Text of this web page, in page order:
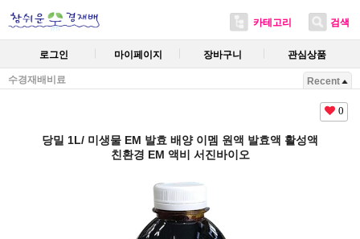
카테고리 검색
로그인 마이페이지 장바구니 관심상품
수경재배비료 Recent
0
당밀 1L/ 미생물 EM 발효 배양 이멤 원액 발효액 활성액
친환경 EM 액비 서진바이오